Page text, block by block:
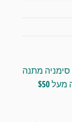
סימניה מתנה
בכל רכישה ומשלוחים חינם ברכישה מעל $50